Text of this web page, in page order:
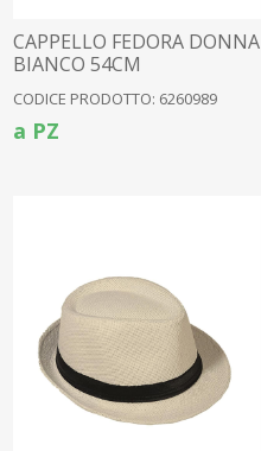
CAPPELLO FEDORA DONNA
BIANCO 54CM
CODICE PRODOTTO: 6260989
a PZ